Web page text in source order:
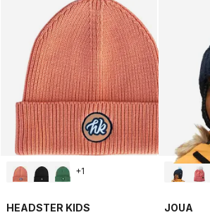
+1
HEADSTER KIDS JOUA